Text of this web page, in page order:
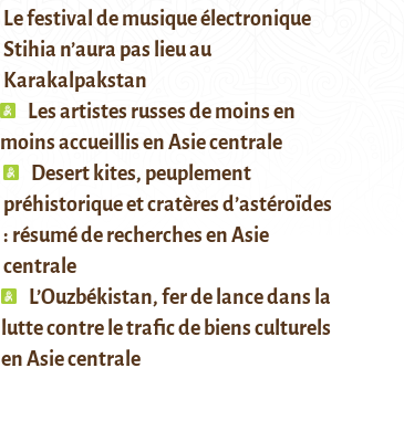
Le festival de musique électronique
Stihia n’aura pas lieu au
Karakalpakstan
Les artistes russes de moins en
moins accueillis en Asie centrale
Desert kites, peuplement
préhistorique et cratères d’astéroïdes
: résumé de recherches en Asie
centrale
L’Ouzbékistan, fer de lance dans la
lutte contre le trafic de biens culturels
en Asie centrale